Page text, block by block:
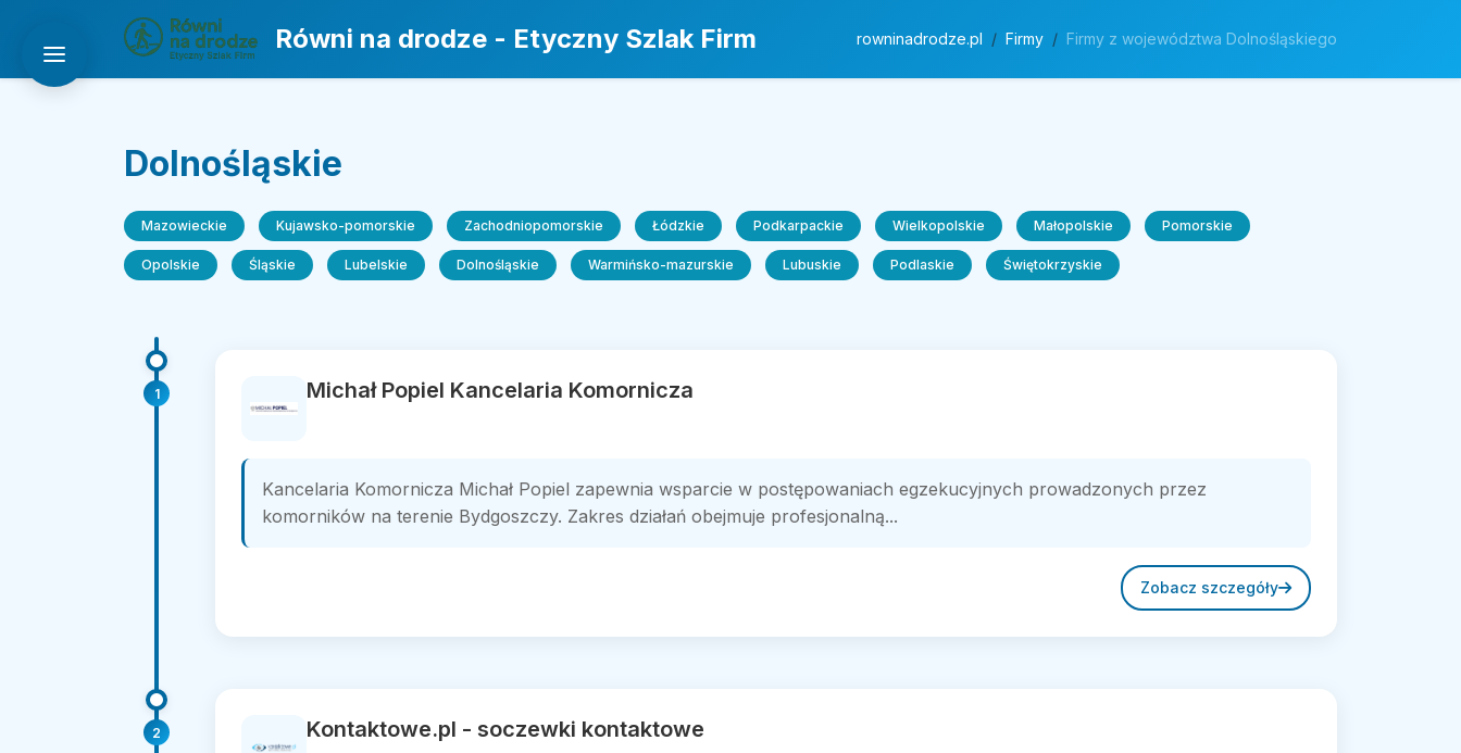
Równi na drodze - Etyczny Szlak Firm rowninadrodze.pl Firmy Firmy z województwa Dolnośląskiego
Dolnośląskie
Mazowieckie Kujawsko-pomorskie Zachodniopomorskie Łódzkie Podkarpackie Wielkopolskie Małopolskie Pomorskie
Opolskie Śląskie Lubelskie Dolnośląskie Warmińsko-mazurskie Lubuskie Podlaskie Świętokrzyskie
1 Michał Popiel Kancelaria Komornicza
Kancelaria Komornicza Michał Popiel zapewnia wsparcie w postępowaniach egzekucyjnych prowadzonych przez
komorników na terenie Bydgoszczy. Zakres działań obejmuje profesjonalną...
Zobacz szczegóły
2 Kontaktowe.pl - soczewki kontaktowe